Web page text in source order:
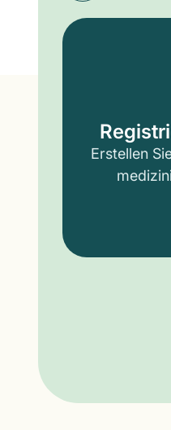
Erstellen